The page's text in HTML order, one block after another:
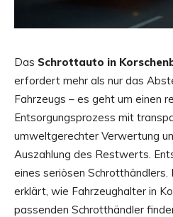
Das Schrottauto in
erfordert mehr als nur das
Fahrzeugs – es geht um einen
Entsorgungsprozess mit
umweltgerechter Verwertung
Auszahlung des Restwerts.
eines seriösen
erklärt, wie Fahrzeughalter in
passenden Schrotthändler